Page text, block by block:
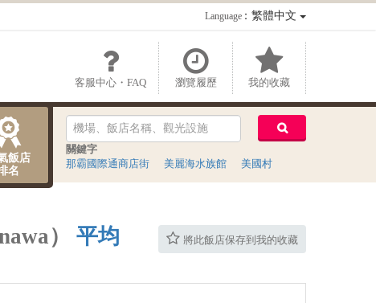
Language：繁體中文
客服中心・FAQ 瀏覽履歷 我的收藏
飯店
名
關鍵字
那霸國際通商店街
美麗海水族館 美國村
將此飯店保存到我的收藏
） 平均